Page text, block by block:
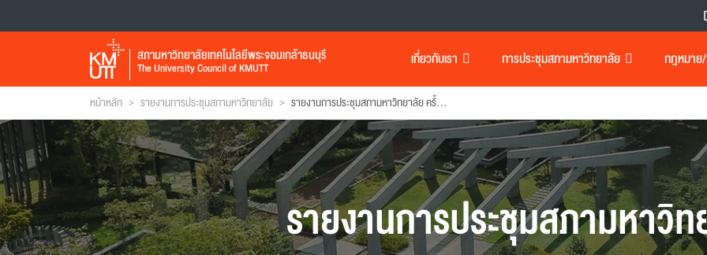
สภามหาวิทยาลัยเทคโนโลยีพระจอมเกล้าธนบุรี
The University Council of KMUTT เกี่ยวกับเรา การประชุมสภามหาวิทยาลัย กฎหมาย/
หน้าหลัก > รายงานการประชุมสภามหาวิทยาลัย > รายงานการประชุมสภามหาวิทยาลัย ครั้งที่ 231
รายงานการประชุมสภามหาวิ